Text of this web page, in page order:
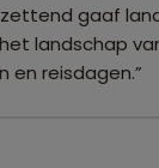
gaaf
landschap
en reisdagen.”